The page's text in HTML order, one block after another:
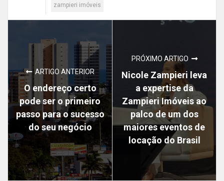
zampieri imóveis
ARTIGO ANTERIOR
O endereço certo
pode ser o primeiro
passo para o sucesso
do seu negócio
PRÓXIMO ARTIGO
Nicole Zampieri leva
a expertise da
Zampieri Imóveis ao
palco de um dos
maiores eventos de
locação do Brasil